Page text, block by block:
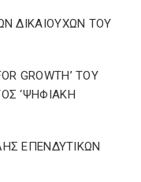
ΔΙΚΑΙΟΥΧΩΝ ΤΟΥ
GROWTH’ ΤΟΥ
‘ΨΗΦΙΑΚΗ
ΕΠΕΝΔΥΤΙΚΩΝ